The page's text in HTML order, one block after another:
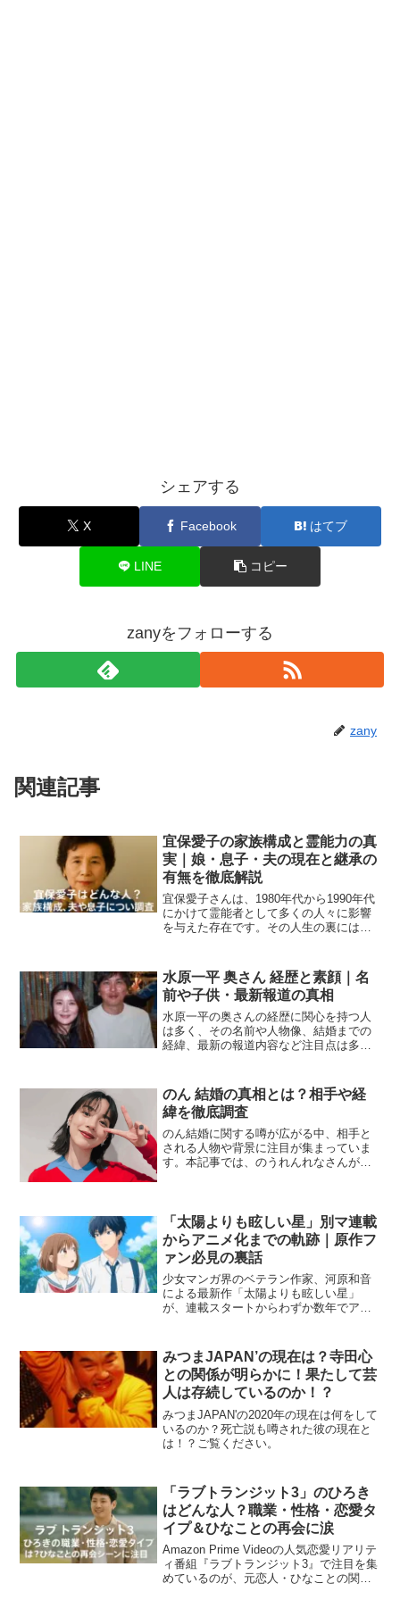
シェアする
X Facebook はてブ
LINE コピー
zanyをフォローする
zany
関連記事
宜保愛子の家族構成と霊能力の真
実｜娘・息子・夫の現在と継承の
有無を徹底解説
宜保愛子さんは、1980年代から1990年代
にかけて霊能者として多くの人々に影響
を与えた存在です。その人生の裏には、
言について多くの関心が寄せられていま
す。本記事では「...
水原一平 奥さん 経歴と素顔｜名
前や子供・最新報道の真相
水原一平の奥さんの経歴に関心を持つ人
は多く、その名前や人物像、結婚までの
経緯、最新の報道内容など注目点は多岐
記や経歴、画像やインスタ情報、子供の
有無、工藤会との関係や亡...
のん 結婚の真相とは？相手や経
緯を徹底調査
のん結婚に関する噂が広がる中、相手と
される人物や背景に注目が集まっていま
す。本記事では、のうれんれなさんが干
す。のん結婚の真相や今後の...
「太陽よりも眩しい星」別マ連載
からアニメ化までの軌跡｜原作フ
ァン必見の裏話
少女マンガ界のベテラン作家、河原和音
による最新作「太陽よりも眩しい星」
が、連載スタートからわずか数年でアニ
の人気・売上・メディア展開まで、そ
の“軌跡”をひもときます...
みつまJAPAN’の現在は？寺田心
との関係が明らかに！果たして芸
人は存続しているのか！？
みつまJAPAN'の2020年の現在は何をして
いるのか？死亡説も噂された彼の現在と
は！？ご覧ください。
「ラブトランジット3」のひろき
はどんな人？職業・性格・恋愛タ
イプ＆ひなことの再会に涙
Amazon Prime Videoの人気恋愛リアリテ
ィ番組『ラブトランジット3』で注目を集
めているのが、元恋人・ひなことの関係